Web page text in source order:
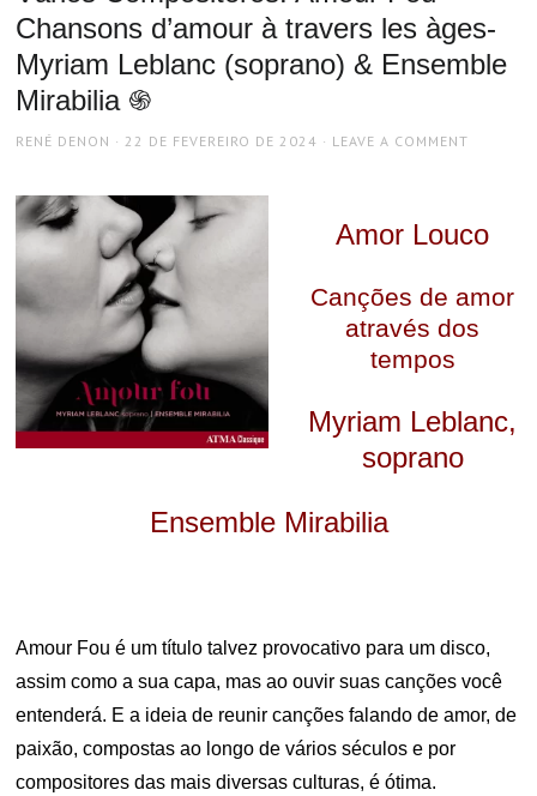
Chansons d’amour à travers les àges-
Myriam Leblanc (soprano) & Ensemble
Mirabilia ֍
AUTHOR
RENÉ DENON
POSTED
22 DE FEVEREIRO DE 2024 LEAVE A COMMENT
Amor Louco
Canções de amor
através dos
tempos
Myriam Leblanc,
soprano
Ensemble Mirabilia
Amour Fou é um título talvez provocativo para um disco,
assim como a sua capa, mas ao ouvir suas canções você
entenderá. E a ideia de reunir canções falando de amor, de
paixão, compostas ao longo de vários séculos e por
compositores das mais diversas culturas, é ótima.